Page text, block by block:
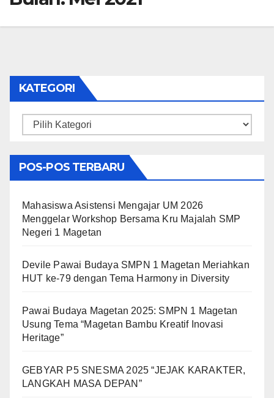
KATEGORI
Kategori
POS-POS TERBARU
Mahasiswa Asistensi Mengajar UM 2026
Menggelar Workshop Bersama Kru Majalah SMP
Negeri 1 Magetan
Devile Pawai Budaya SMPN 1 Magetan Meriahkan
HUT ke-79 dengan Tema Harmony in Diversity
Pawai Budaya Magetan 2025: SMPN 1 Magetan
Usung Tema “Magetan Bambu Kreatif Inovasi
Heritage”
GEBYAR P5 SNESMA 2025 “JEJAK KARAKTER,
LANGKAH MASA DEPAN”